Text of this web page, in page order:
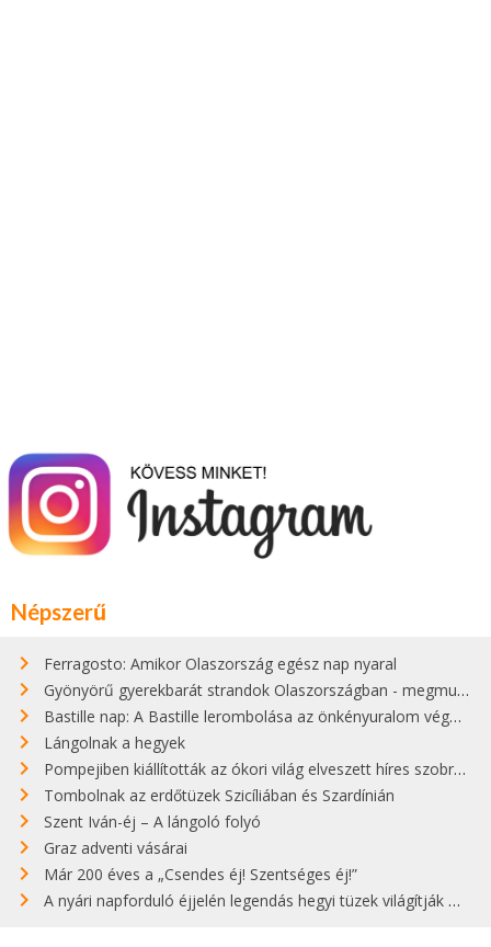
Népszerű
Ferragosto: Amikor Olaszország egész nap nyaral
Gyönyörű gyerekbarát strandok Olaszországban - megmutatjuk a 15 legjobbat
Bastille nap: A Bastille lerombolása az önkényuralom végét jelentette
Lángolnak a hegyek
Pompejiben kiállították az ókori világ elveszett híres szobrának másolatát
Tombolnak az erdőtüzek Szicíliában és Szardínián
Szent Iván-éj – A lángoló folyó
Graz adventi vásárai
Már 200 éves a „Csendes éj! Szentséges éj!”
A nyári napforduló éjjelén legendás hegyi tüzek világítják meg Zugspitzét